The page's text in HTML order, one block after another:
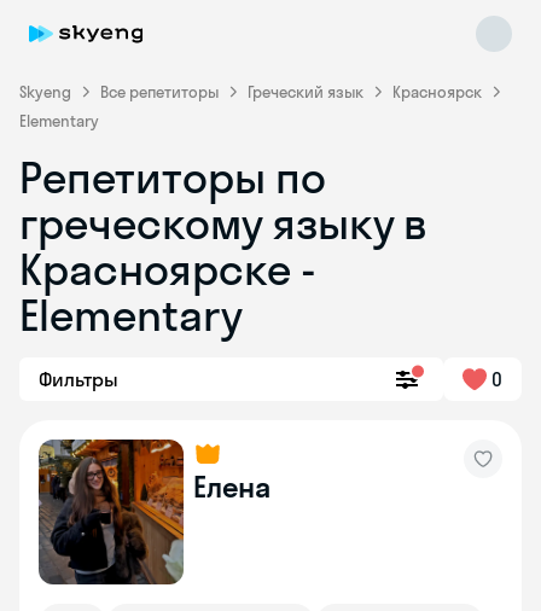
Skyeng Все репетиторы Греческий язык
Красноярск
Elementary
Репетиторы по
греческому языку в
Красноярске -
Elementary
Фильтры 0
Елена
Skyeng Chat
online